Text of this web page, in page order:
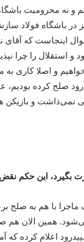
و نه محرومیت
در باشگاه فولاد
اینجاست که آقای
استقلال را چرا
و اصلا کاری به
صلح کرده بودیم،
نمی‌ذاشت و بازیکن
بگیرد، این حکم
با هم به صلح
همین الان هم
اعلام کرده که